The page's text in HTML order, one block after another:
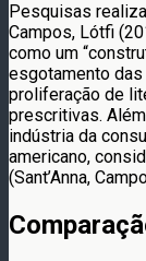
Pesquisas
Campos, Lótfi
como um
esgotamento
proliferação de
prescritivas.
indústria da
americano,
(Sant’Anna,